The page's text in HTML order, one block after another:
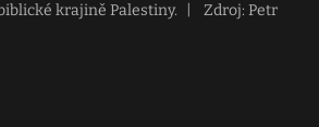
krajině Palestiny.
Zdroj: Petr